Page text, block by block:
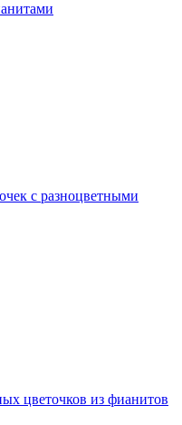
с разноцветными
цветочков из фианитов